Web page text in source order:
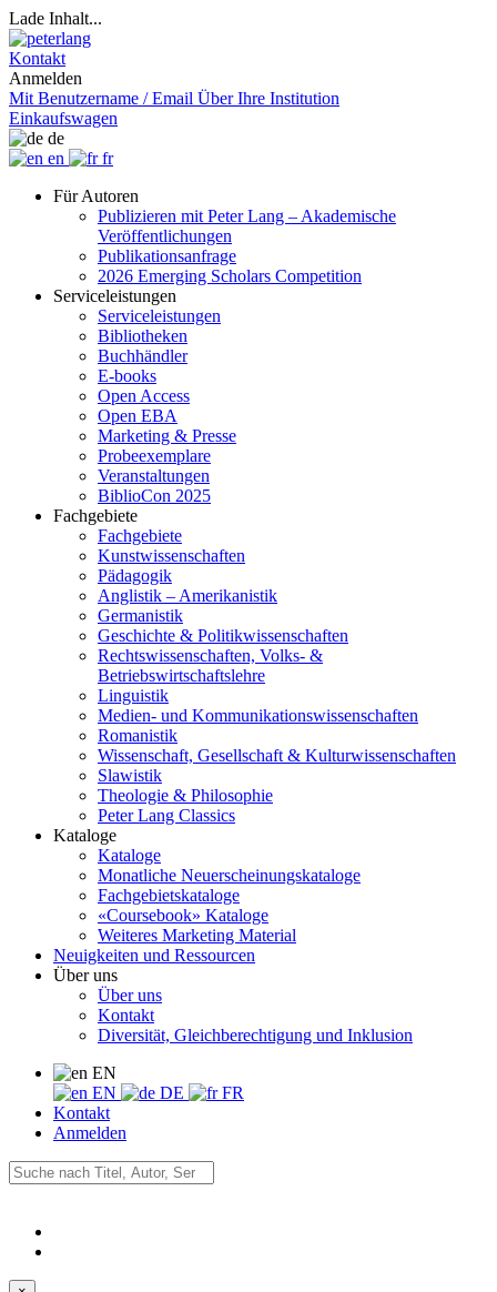
Lade Inhalt...
Kontakt
Anmelden
Mit Benutzername / Email Über Ihre Institution
Einkaufswagen
de
en
fr
Für Autoren
Publizieren mit Peter Lang – Akademische
Veröffentlichungen
Publikationsanfrage
2026 Emerging Scholars Competition
Serviceleistungen
Serviceleistungen
Bibliotheken
Buchhändler
E-books
Open Access
Open EBA
Marketing & Presse
Probeexemplare
Veranstaltungen
BiblioCon 2025
Fachgebiete
Fachgebiete
Kunstwissenschaften
Pädagogik
Anglistik – Amerikanistik
Germanistik
Geschichte & Politikwissenschaften
Rechtswissenschaften, Volks- &
Betriebswirtschaftslehre
Linguistik
Medien- und Kommunikationswissenschaften
Romanistik
Wissenschaft, Gesellschaft & Kulturwissenschaften
Slawistik
Theologie & Philosophie
Peter Lang Classics
Kataloge
Kataloge
Monatliche Neuerscheinungskataloge
Fachgebietskataloge
«Coursebook» Kataloge
Weiteres Marketing Material
Neuigkeiten und Ressourcen
Über uns
Über uns
Kontakt
Diversität, Gleichberechtigung und Inklusion
EN
EN
DE
FR
Kontakt
Anmelden